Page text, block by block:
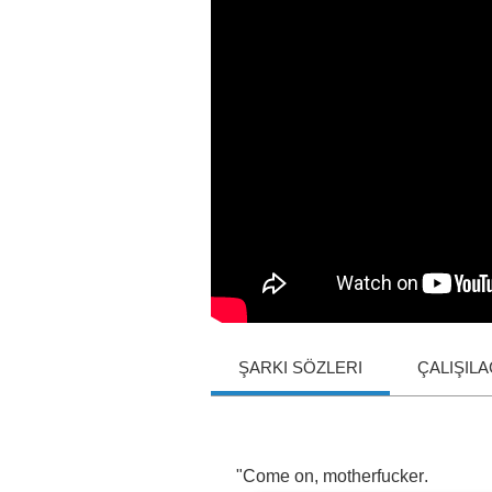
ŞARKI SÖZLERI
"Come on, motherfucker.